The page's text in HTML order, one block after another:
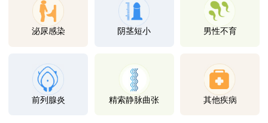
泌尿感染 阴茎短小 男性不育
前列腺炎 精索静脉曲张 其他疾病